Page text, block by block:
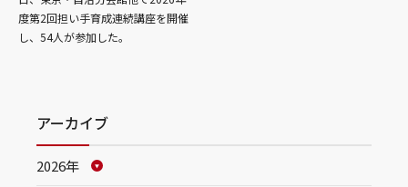
度第2回担い手育成連続講座を開催
し、54人が参加した。
アーカイブ
2026年